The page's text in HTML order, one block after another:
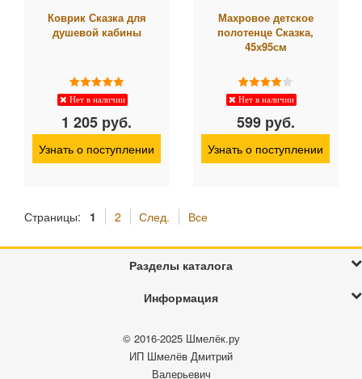
Коврик Сказка для
душевой кабины
Нет в наличии
1 205 руб.
Узнать о поступлении
Махровое детское
полотенце Сказка,
45х95см
Нет в наличии
599 руб.
Узнать о поступлении
Страницы: 1 2 След. Все
Разделы каталога
Информация
© 2016-2025 Шмелёк.ру
ИП Шмелёв Дмитрий
Валерьевич